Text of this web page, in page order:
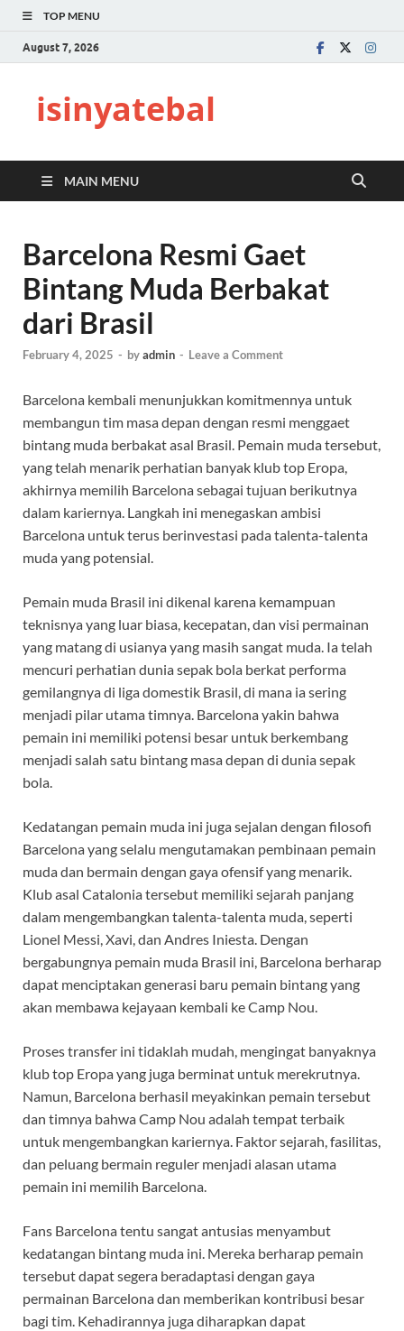
TOP MENU
August 7, 2026
isinyatebal
MAIN MENU
Barcelona Resmi Gaet
Bintang Muda Berbakat
dari Brasil
February 4, 2025 - byadmin - Leave a Comment
Barcelona kembali menunjukkan komitmennya untuk
membangun tim masa depan dengan resmi menggaet
bintang muda berbakat asal Brasil. Pemain muda tersebut,
yang telah menarik perhatian banyak klub top Eropa,
akhirnya memilih Barcelona sebagai tujuan berikutnya
dalam kariernya. Langkah ini menegaskan ambisi
Barcelona untuk terus berinvestasi pada talenta-talenta
muda yang potensial.
Pemain muda Brasil ini dikenal karena kemampuan
teknisnya yang luar biasa, kecepatan, dan visi permainan
yang matang di usianya yang masih sangat muda. Ia telah
mencuri perhatian dunia sepak bola berkat performa
gemilangnya di liga domestik Brasil, di mana ia sering
menjadi pilar utama timnya. Barcelona yakin bahwa
pemain ini memiliki potensi besar untuk berkembang
menjadi salah satu bintang masa depan di dunia sepak
bola.
Kedatangan pemain muda ini juga sejalan dengan filosofi
Barcelona yang selalu mengutamakan pembinaan pemain
muda dan bermain dengan gaya ofensif yang menarik.
Klub asal Catalonia tersebut memiliki sejarah panjang
dalam mengembangkan talenta-talenta muda, seperti
Lionel Messi, Xavi, dan Andres Iniesta. Dengan
bergabungnya pemain muda Brasil ini, Barcelona berharap
dapat menciptakan generasi baru pemain bintang yang
akan membawa kejayaan kembali ke Camp Nou.
Proses transfer ini tidaklah mudah, mengingat banyaknya
klub top Eropa yang juga berminat untuk merekrutnya.
Namun, Barcelona berhasil meyakinkan pemain tersebut
dan timnya bahwa Camp Nou adalah tempat terbaik
untuk mengembangkan kariernya. Faktor sejarah, fasilitas,
dan peluang bermain reguler menjadi alasan utama
pemain ini memilih Barcelona.
Fans Barcelona tentu sangat antusias menyambut
kedatangan bintang muda ini. Mereka berharap pemain
tersebut dapat segera beradaptasi dengan gaya
permainan Barcelona dan memberikan kontribusi besar
bagi tim. Kehadirannya juga diharapkan dapat